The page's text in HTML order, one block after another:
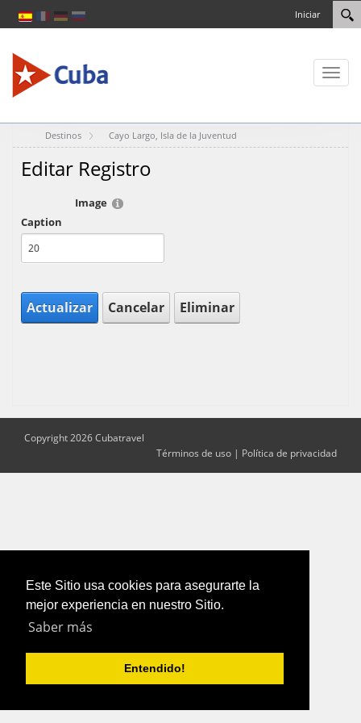
Este Sitio usa cookies para asegurarte la
mejor experiencia en nuestro Sitio.
Saber más
Entendido!
Iniciar
Toggle
Destinos Cayo Largo, Isla de la Juventud
Editar Registro
Image
Caption
Actualizar Cancelar Eliminar
Copyright 2026 Cubatravel
Términos de uso | Política de privacidad